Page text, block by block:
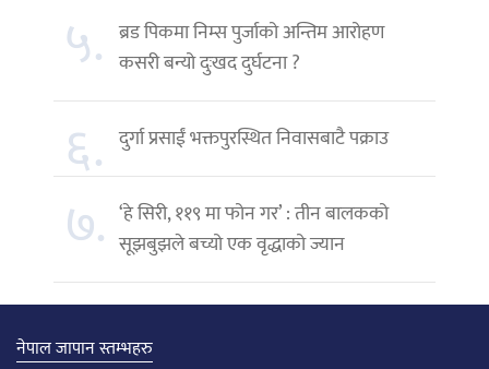
५. ब्रड पिकमा निम्स पुर्जाको अन्तिम आरोहण
कसरी बन्यो दुःखद दुर्घटना ?
६. दुर्गा प्रसाईं भक्तपुरस्थित निवासबाटै पक्राउ
७. ‘हे सिरी, ११९ मा फोन गर’ : तीन बालकको
सूझबुझले बच्यो एक वृद्धाको ज्यान
नेपाल जापान स्तम्भहरु